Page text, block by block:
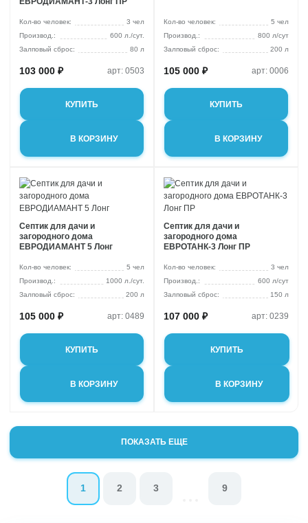
Кол-во человек:
3 чел
600 л./сут.
Залповый сброс:
80 л
103 000 ₽ арт: 0503
КУПИТЬ
В КОРЗИНУ
Кол-во человек:
5 чел
800 л/сут
Залповый сброс:
200 л
105 000 ₽ арт: 0006
КУПИТЬ
В КОРЗИНУ
Септик для дачи и
загородного дома
ЕВРОДИАМАНТ 5 Лонг
Кол-во человек:
5 чел
1000 л./сут.
Залповый сброс:
200 л
105 000 ₽ арт: 0489
КУПИТЬ
В КОРЗИНУ
Септик для дачи и
загородного дома
ЕВРОТАНК-3 Лонг ПР
Кол-во человек:
3 чел
600 л/сут
Залповый сброс:
150 л
107 000 ₽ арт: 0239
КУПИТЬ
В КОРЗИНУ
ПОКАЗАТЬ ЕЩЕ
1 2 3 9